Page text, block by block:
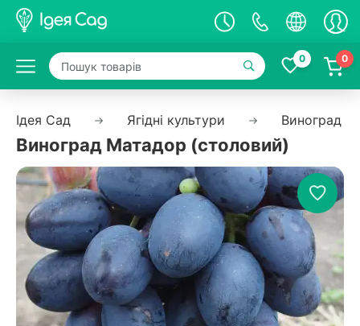
0 0
Ідея Сад Ягідні культури Виноград
Виноград Матадор (столовий)